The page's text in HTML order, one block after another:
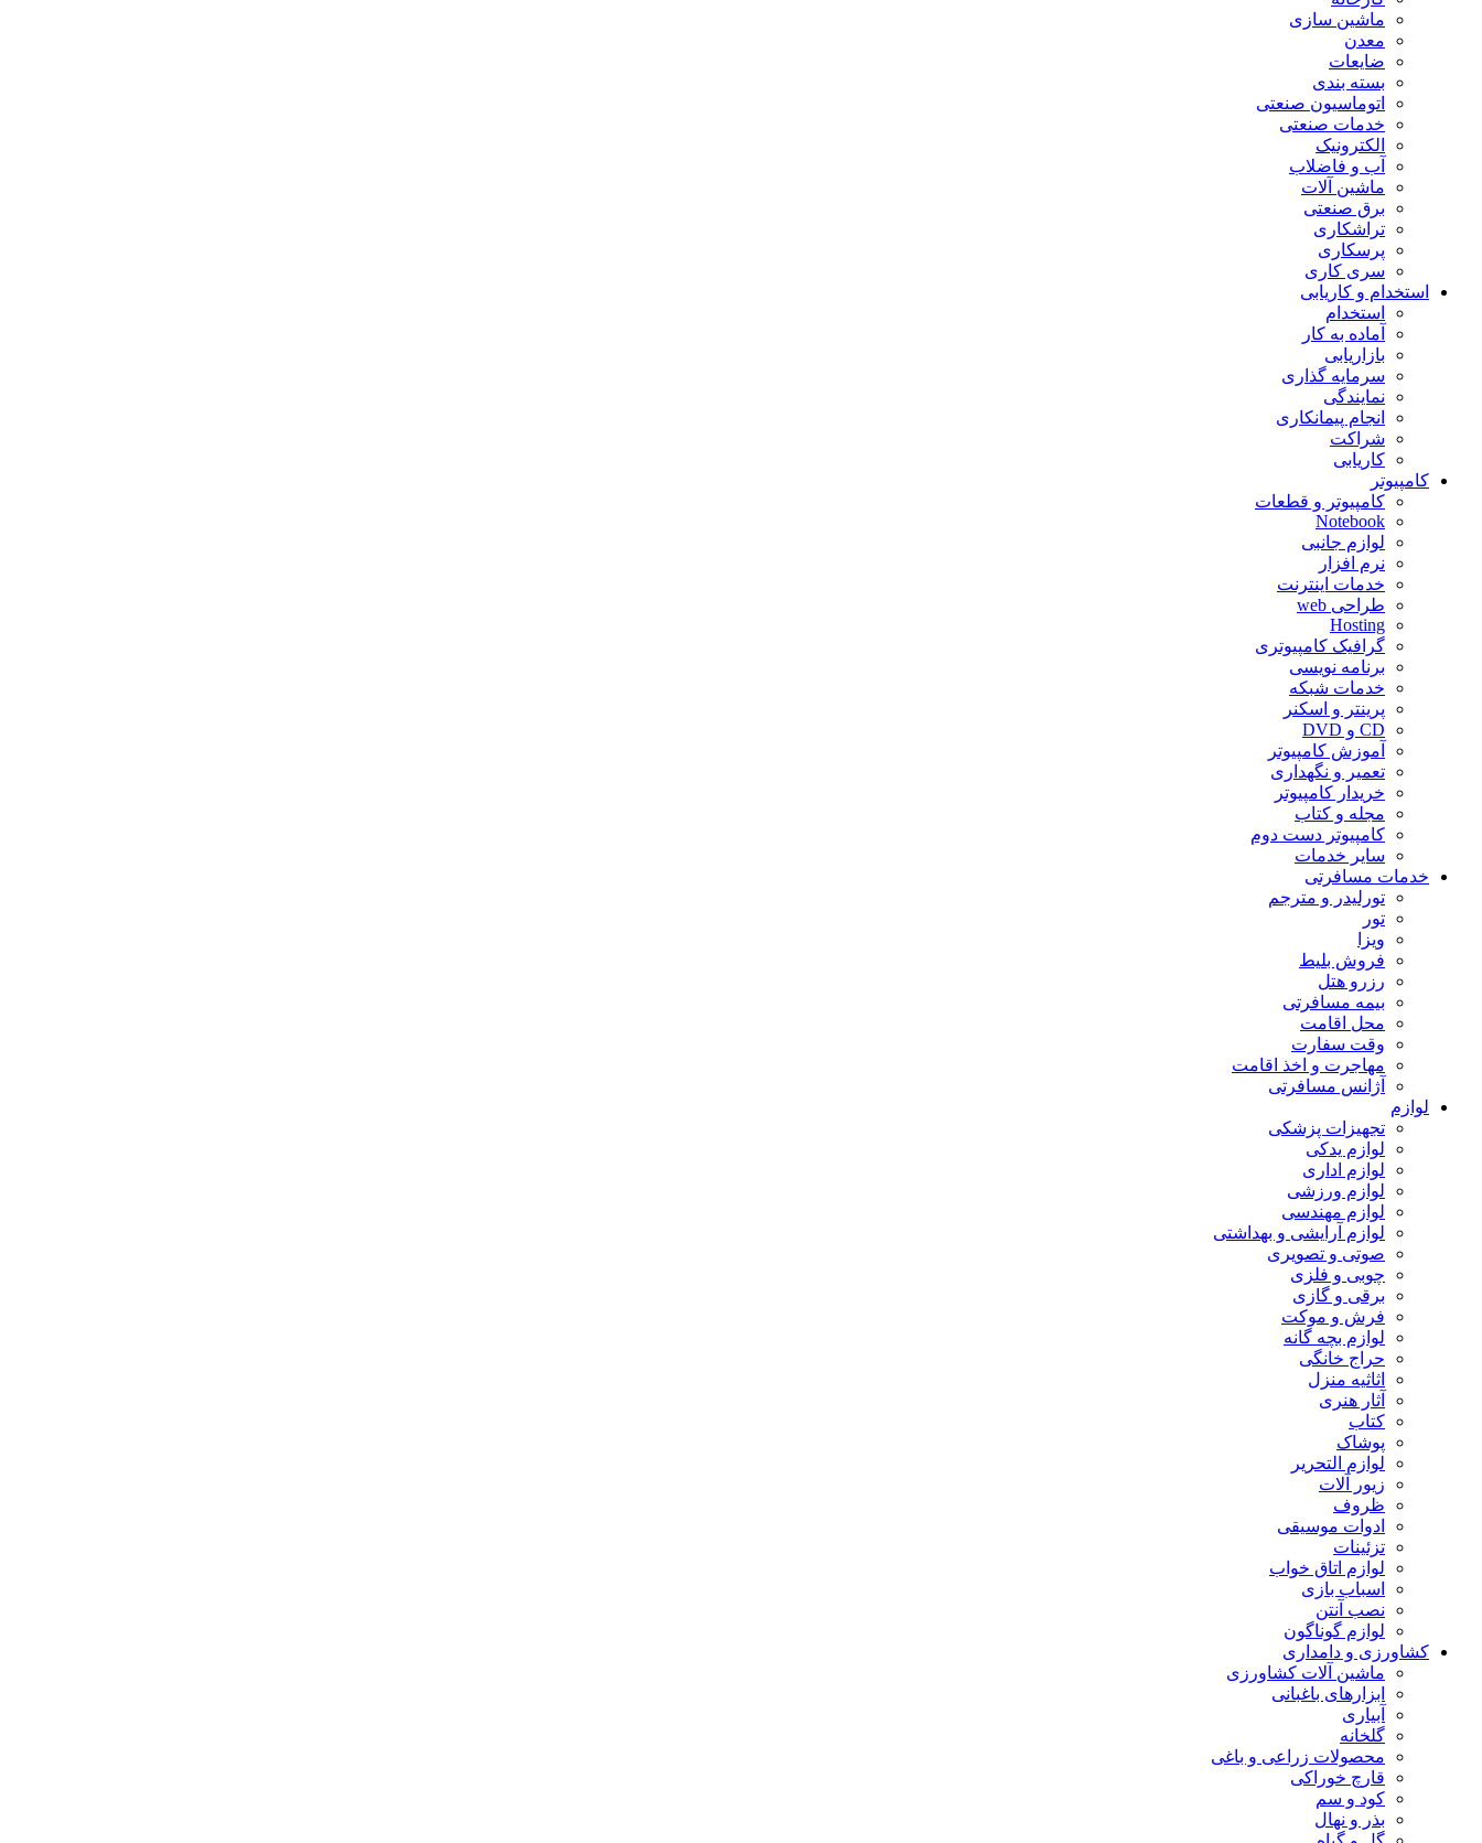
ماشین سازی
معدن
ضایعات
بسته بندی
اتوماسیون صنعتی
خدمات صنعتی
الکترونیک
آب و فاضلاب
ماشین آلات
برق صنعتی
تراشکاری
پرسکاری
سری کاری
استخدام و کاریابی
استخدام
آماده به کار
بازاریابی
سرمایه گذاری
نمایندگی
انجام پیمانکاری
شراکت
کاریابی
کامپیوتر
کامپیوتر و قطعات
Notebook
لوازم جانبی
نرم افزار
خدمات اینترنت
طراحی web
Hosting
گرافیک کامپیوتری
برنامه نویسی
خدمات شبکه
پرینتر و اسکنر
CD و DVD
آموزش کامپیوتر
تعمیر و نگهداری
خریدار کامپیوتر
مجله و کتاب
کامپیوتر دست دوم
سایر خدمات
خدمات مسافرتی
تورلیدر و مترجم
تور
ویزا
فروش بلیط
رزرو هتل
بیمه مسافرتی
محل اقامت
وقت سفارت
مهاجرت و اخذ اقامت
آژانس مسافرتی
لوازم
تجهیزات پزشکی
لوازم یدکی
لوازم اداری
لوازم ورزشی
لوازم مهندسی
لوازم آرایشی و بهداشتی
صوتی و تصویری
چوبی و فلزی
برقی و گازی
فرش و موکت
لوازم بچه گانه
حراج خانگی
اثاثیه منزل
آثار هنری
کتاب
پوشاک
لوازم التحریر
زیور آلات
ظروف
ادوات موسیقی
تزئینات
لوازم اتاق خواب
اسباب بازی
نصب آنتن
لوازم گوناگون
کشاورزی و دامداری
ماشین آلات کشاورزی
ابزارهای باغبانی
آبیاری
گلخانه
محصولات زراعی و باغی
قارچ خوراکی
کود و سم
بذر و نهال